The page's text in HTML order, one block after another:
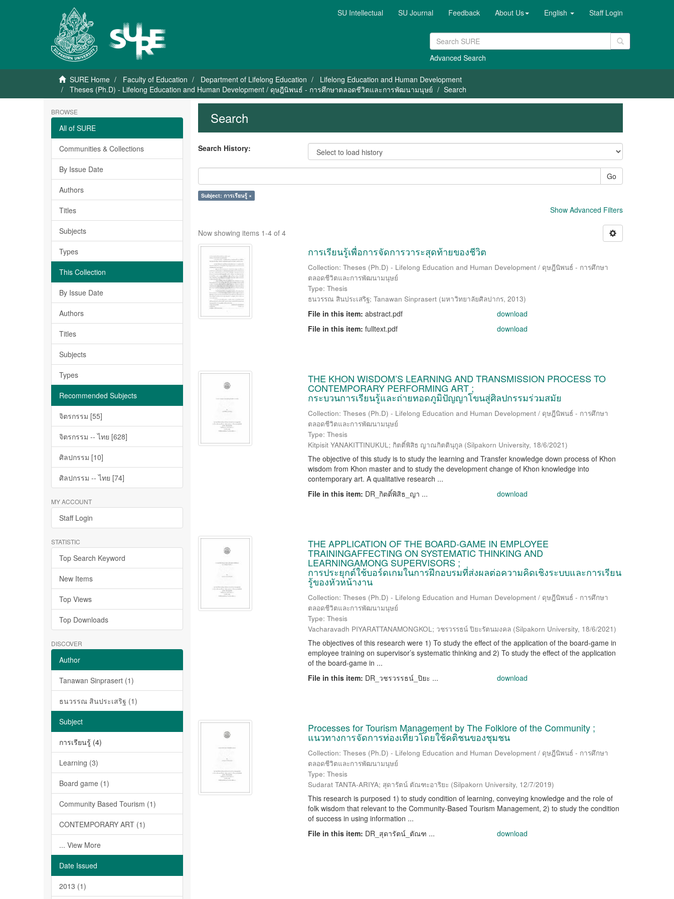
SU Intellectual SU Journal Feedback About Us English Staff Login
Advanced Search
SURE Home Faculty of Education Department of Lifelong Education
Lifelong Education and Human Development
Theses (Ph.D) - Lifelong Education and Human Development / ดุษฎีนิพนธ์ - การศึกษาตลอดชีวิตและการพัฒนามนุษย์
Search
BROWSE
All of SURE
Communities & Collections
By Issue Date
Authors
Titles
Subjects
Types
This Collection
By Issue Date
Authors
Titles
Subjects
Types
Recommended Subjects
จิตรกรรม [55]
จิตรกรรม -- ไทย [628]
ศิลปกรรม [10]
ศิลปกรรม -- ไทย [74]
MY ACCOUNT
Staff Login
STATISTIC
Top Search Keyword
New Items
Top Views
Top Downloads
DISCOVER
Author
Tanawan Sinprasert (1)
ธนวรรณ สินประเสริฐ (1)
Subject
การเรียนรู้ (4)
Learning (3)
Board game (1)
Community Based Tourism (1)
CONTEMPORARY ART (1)
... View More
Date Issued
2013 (1)
Search
Search History:
Go
Subject: การเรียนรู้ ×
Show Advanced Filters
Now showing items 1-4 of 4
การเรียนรู้เพื่อการจัดการวาระสุดท้ายของชีวิต
Collection: Theses (Ph.D) - Lifelong Education and Human Development / ดุษฎีนิพนธ์ - การศึกษา
ตลอดชีวิตและการพัฒนามนุษย์
Type: Thesis
ธนวรรณ สินประเสริฐ; Tanawan Sinprasert (มหาวิทยาลัยศิลปากร, 2013)
File in this item: abstract.pdf
download
File in this item: fulltext.pdf download
THE KHON WISDOM’S LEARNING AND TRANSMISSION PROCESS TO
CONTEMPORARY PERFORMING ART ;
กระบวนการเรียนรู้และถ่ายทอดภูมิปัญญาโขนสู่ศิลปกรรมร่วมสมัย
Collection: Theses (Ph.D) - Lifelong Education and Human Development / ดุษฎีนิพนธ์ - การศึกษา
ตลอดชีวิตและการพัฒนามนุษย์
Type: Thesis
Kitpisit YANAKITTINUKUL; กิตติ์พิสิธ ญาณกิตตินุกูล (Silpakorn University, 18/6/2021)
The objective of this study is to study the learning and Transfer knowledge down process of Khon
wisdom from Khon master and to study the development change of Khon knowledge into
contemporary art. A qualitative research ...
File in this item: DR_กิตติ์พิสิธ_ญา ... download
THE APPLICATION OF THE BOARD-GAME IN EMPLOYEE
TRAININGAFFECTING ON SYSTEMATIC THINKING AND
LEARNINGAMONG SUPERVISORS ;
การประยุกต์ใช้บอร์ดเกมในการฝึกอบรมที่ส่งผลต่อความคิดเชิงระบบและการเรียน
รู้ของหัวหน้างาน
Collection: Theses (Ph.D) - Lifelong Education and Human Development / ดุษฎีนิพนธ์ - การศึกษา
ตลอดชีวิตและการพัฒนามนุษย์
Type: Thesis
Vacharavadh PIYARATTANAMONGKOL; วชรวรรธน์ ปิยะรัตนมงคล (Silpakorn University, 18/6/2021)
The objectives of this research were 1) To study the effect of the application of the board-game in
employee training on supervisor’s systematic thinking and 2) To study the effect of the application
of the board-game in ...
File in this item: DR_วชรวรรธน์_ปิยะ ... download
Processes for Tourism Management by The Folklore of the Community ;
แนวทางการจัดการท่องเที่ยวโดยใช้คติชนของชุมชน
Collection: Theses (Ph.D) - Lifelong Education and Human Development / ดุษฎีนิพนธ์ - การศึกษา
ตลอดชีวิตและการพัฒนามนุษย์
Type: Thesis
Sudarat TANTA-ARIYA; สุดารัตน์ ตัณฑะอาริยะ (Silpakorn University, 12/7/2019)
This research is purposed 1) to study condition of learning, conveying knowledge and the role of
folk wisdom that relevant to the Community-Based Tourism Management, 2) to study the condition
of success in using information ...
File in this item: DR_สุดารัตน์_ตัณฑ ... download